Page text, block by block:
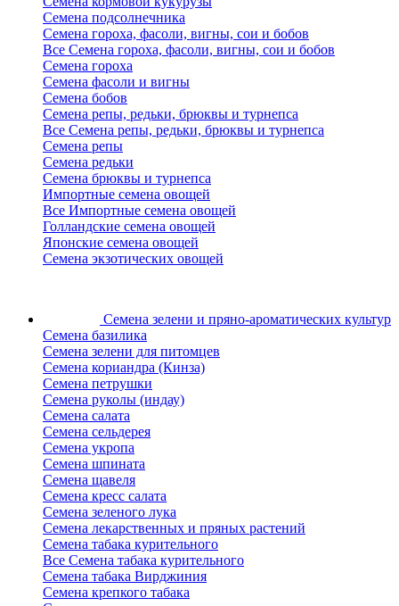
Семена подсолнечника
Семена гороха, фасоли, вигны, сои и бобов
Все Семена гороха, фасоли, вигны, сои и бобов
Семена гороха
Семена фасоли и вигны
Семена бобов
Семена репы, редьки, брюквы и турнепса
Все Семена репы, редьки, брюквы и турнепса
Семена репы
Семена редьки
Семена брюквы и турнепса
Импортные семена овощей
Все Импортные семена овощей
Голландские семена овощей
Японские семена овощей
Семена экзотических овощей
Семена зелени и пряно-ароматических культур
Семена базилика
Семена зелени для питомцев
Семена кориандра (Кинза)
Семена петрушки
Семена руколы (индау)
Семена салата
Семена сельдерея
Семена укропа
Семена шпината
Семена щавеля
Семена кресс салата
Семена зеленого лука
Семена лекарственных и пряных растений
Семена табака курительного
Все Семена табака курительного
Семена табака Вирджиния
Семена крепкого табака